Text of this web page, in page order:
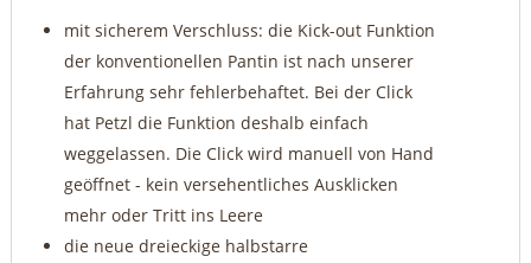
mit sicherem Verschluss: die Kick-out Funktion
der konventionellen Pantin ist nach unserer
Erfahrung sehr fehlerbehaftet. Bei der Click
hat Petzl die Funktion deshalb einfach
weggelassen. Die Click wird manuell von Hand
geöffnet - kein versehentliches Ausklicken
mehr oder Tritt ins Leere
die neue dreieckige halbstarre